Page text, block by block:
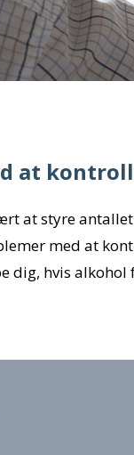
at
at styre
med at
dig, hvis